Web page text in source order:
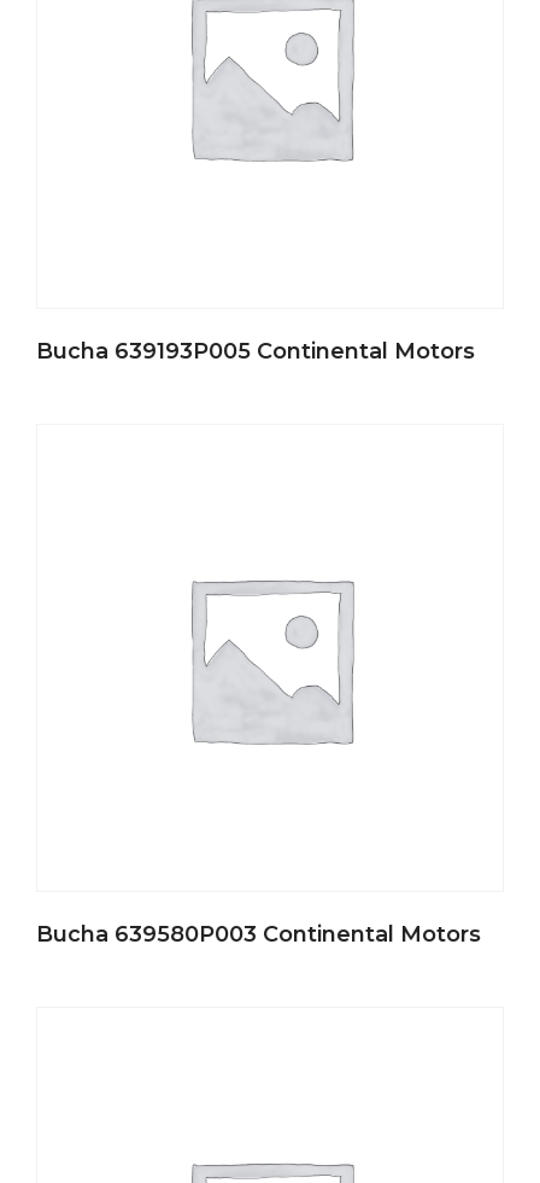
Bucha 639193P005 Continental Motors
Bucha 639580P003 Continental Motors